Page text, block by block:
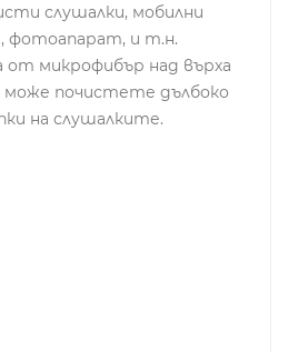
слушалки, мобилни
фотоапарат, и т.н.
от микрофибър над върха
може почистете дълбоко
на слушалките.